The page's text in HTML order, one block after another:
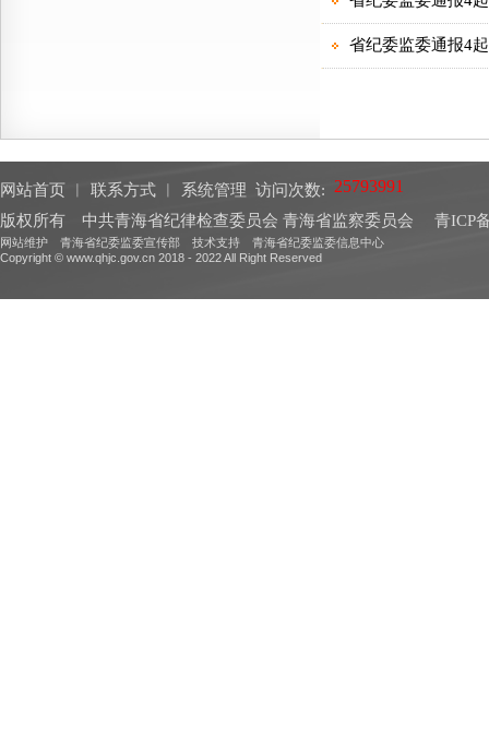
网站首页 联系方式 系统管理 访问次数:
版权所有 中共青海省纪律检查委员会 青海省监察委员会
青ICP
网站维护 青海省纪委监委宣传部 技术支持 青海省纪委监委信息中心
Copyright © www.qhjc.gov.cn 2018 - 2022 All Right Reserved